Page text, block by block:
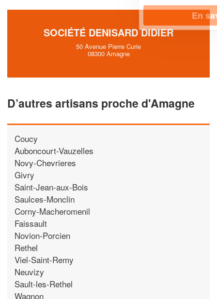
SOCIÉTÉ DENISARD DIDIER
50 Avenue Pierre Curie
08300 Amagne
D’autres artisans proche d'Amagne
Coucy
Auboncourt-Vauzelles
Novy-Chevrieres
Givry
Saint-Jean-aux-Bois
Saulces-Monclin
Corny-Macheromenil
Faissault
Novion-Porcien
Rethel
Viel-Saint-Remy
Neuvizy
Sault-les-Rethel
Wagnon